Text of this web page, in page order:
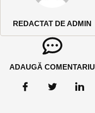
REDACTAT DE ADMIN
ADAUGĂ COMENTARIU